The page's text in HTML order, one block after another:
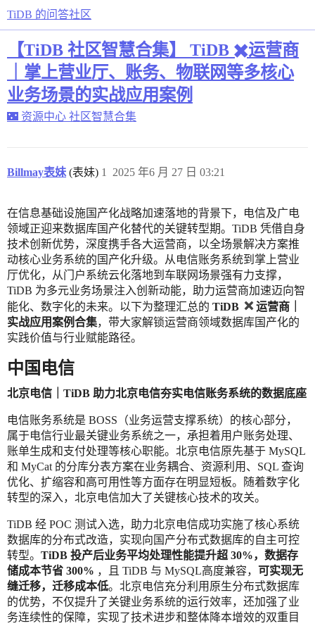
TiDB 的问答社区
【TiDB 社区智慧合集】 TiDB ✖️运营商
｜掌上营业厅、账务、物联网等多核心
业务场景的实战应用案例
🌃 资源中心 社区智慧合集
Billmay表妹 (表妹) 2025 年6 月 27 日 03:21
1
在信息基础设施国产化战略加速落地的背景下，电信及广电
领域正迎来数据库国产化替代的关键转型期。TiDB 凭借自身
技术创新优势，深度携手各大运营商，以全场景解决方案推
动核心业务系统的国产化升级。从电信账务系统到掌上营业
厅优化，从门户系统云化落地到车联网场景强有力支撑，
TiDB 为多元业务场景注入创新动能，助力运营商加速迈向智
能化、数字化的未来。以下为整理汇总的 TiDB
运营商｜
实战应用案例合集，带大家解锁运营商领域数据库国产化的
实践价值与行业赋能路径。
中国电信
北京电信｜TiDB 助力北京电信夯实电信账务系统的数据底座
电信账务系统是 BOSS（业务运营支撑系统）的核心部分，
属于电信行业最关键业务系统之一，承担着用户账务处理、
账单生成和支付处理等核心职能。北京电信原先基于 MySQL
和 MyCat 的分库分表方案在业务耦合、资源利用、SQL 查询
优化、扩缩容和高可用性等方面存在明显短板。随着数字化
转型的深入，北京电信加大了关键核心技术的攻关。
TiDB 经 POC 测试入选，助力北京电信成功实施了核心系统
数据库的分布式改造，实现向国产分布式数据库的自主可控
转型。 TiDB 投产后业务平均处理性能提升超 30%，数据存
储成本节省 300% ，且 TiDB 与 MySQL高度兼容， 可实现无
缝迁移，迁移成本低。北京电信充分利用原生分布式数据库
的优势，不仅提升了关键业务系统的运行效率，还加强了业
务连续性的保障，实现了技术进步和整体降本增效的双重目